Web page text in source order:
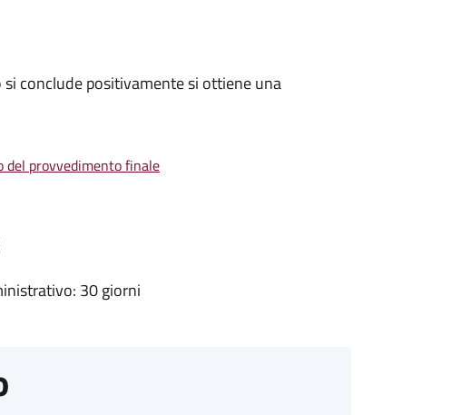
conclude positivamente si ottiene una
del provvedimento finale
30 giorni